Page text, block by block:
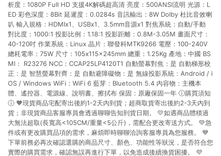
析度：1080P Full HD 支援4K解碼超高清 亮度：500ANSI流明 光源：L
ED 彩色深度：8Bit 延遲度：0.0284s 音訊輸出：8W Dolby 杜比音效喇
叭 輸入規格：HDMIx1、USBx1、3.5mm音源x1 對焦系統：自動/手動
對比度：1000:1 投影比例：1.18:1 投影距離：0.8M-3.05M 畫面尺寸：
40-120吋 作業系統：Linux 晶片：聯發科MTK9266 電壓：100-240V
總耗電率：75W 尺寸：105x115x245mm 總重：1.25Kg 產地：中國 BS
MI： R23276 NCC：CCAP25LP4120T1 自動螢幕對焦：是 自動梯形校
正：是 智慧螢幕對齊：是 自動避障礙物：是 無線投影系統：Android / i
OS / Windows WiFi：WiFi 6 藍芽：Bluetooth 5.4 內容物：主機本
體、遙控器、電源線、說明書、擦拭布 保固：原廠保固一年 ⓘ購買須知
ⓘ 🧡現貨商品宅配寄出後約1-2天內到貨；超商取貨寄出後約2-3天內到
貨；非現貨商品客服專員會透過聊聊告知到貨日期。 💛如遇商品體積過
大無法超取(長寬高<105CM/重量<5公斤)，需配合更改寄送方式。 💚急
件或有更改購買品項的需求，麻煩即時聊聊洽詢客服專員為您服務。 💙
下單前務必再次確認選購的商品尺寸、顏色、功能性等狀況，是否符合您
實際的購買需求，確認無誤再進行下單，以免造成後續換貨困擾。 💜